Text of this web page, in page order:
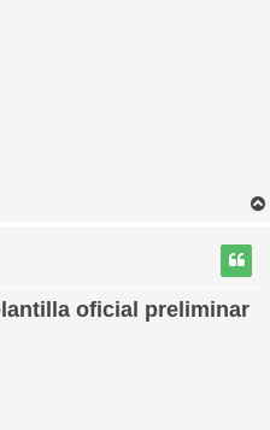
oficial preliminar